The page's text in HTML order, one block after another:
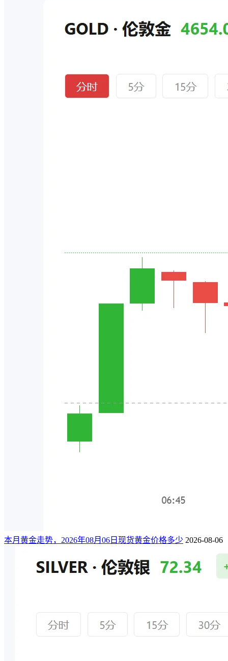
本月黄金走势，2026年08月06日现货黄金价格多少 2026-08-06